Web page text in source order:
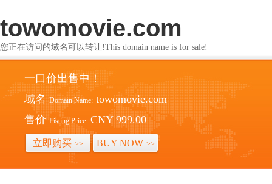
towomovie.com
您正在访问的域名可以转让!This domain name is for sale!
一口价出售中！
域名 Domain Name: towomovie.com
售价 Listing Price: CNY 999.00
立即购买 >> BUY NOW >>